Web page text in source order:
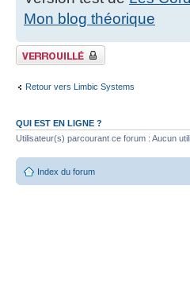
Mon blog théorique
Fil verrouillé
Retour vers Limbic Systems
QUI EST EN LIGNE ?
Utilisateur(s) parcourant ce forum : Aucun
Index du forum